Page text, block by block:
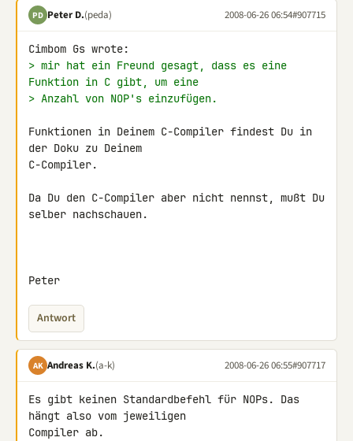
PD Peter D.(peda) 2008-06-26 06:54#907715
> mir hat ein Freund gesagt, dass es eine
Funktion in C gibt, um eine
> Anzahl von NOP's einzufügen.
Funktionen in Deinem C-Compiler findest Du in
der Doku zu Deinem
C-Compiler.
Da Du den C-Compiler aber nicht nennst, mußt Du
selber nachschauen.
Peter
Antwort
AK Andreas K.(a-k) 2008-06-26 06:55#907717
Es gibt keinen Standardbefehl für NOPs. Das
hängt also vom jeweiligen
Compiler ab.